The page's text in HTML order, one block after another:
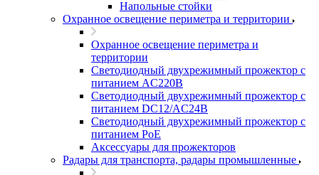
Напольные стойки
Охранное освещение периметра и территории
Охранное освещение периметра и
территории
Светодиодный двухрежимный прожектор с
питанием AC220В
Светодиодный двухрежимный прожектор с
питанием DC12/AC24В
Светодиодный двухрежимный прожектор с
питанием PoE
Аксессуары для прожекторов
Радары для транспорта, радары промышленные